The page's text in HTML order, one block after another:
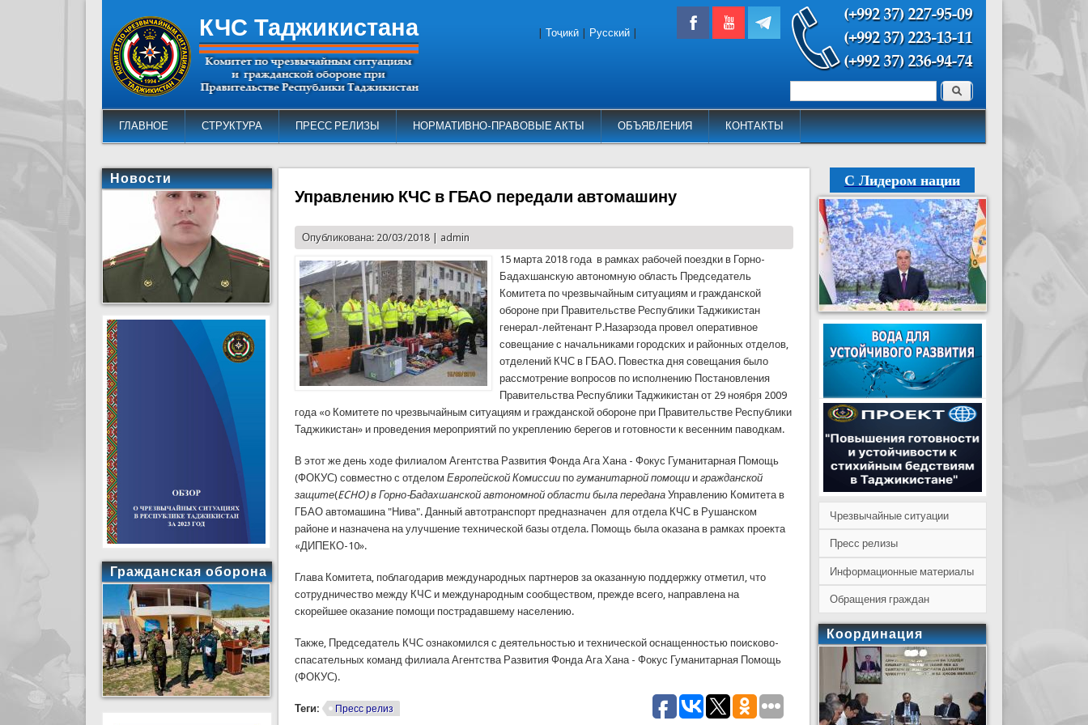
КЧС Таджикистана
ГЛАВНОЕ СТРУКТУРА ПРЕСС РЕЛИЗЫ НОРМАТИВНО-ПРАВОВЫЕ АКТЫ ОБЪЯВЛЕНИЯ КОНТАКТЫ
Форма поиска Поиск
Тоҷикӣ Русский
Управлению КЧС в ГБАО передали автомашину
Опубликована: 20/03/2018 | admin
15 марта 2018 года в рамках рабочей поездки в Горно-
Бадахшанскую автономную область Председатель
Комитета по чрезвычайным ситуациям и гражданской
обороне при Правительстве Республики Таджикистан
генерал-лейтенант Р.Назарзода провел оперативное
совещание с начальниками городских и районных отделов,
отделений КЧС в ГБАО. Повестка дня совещания было
рассмотрение вопросов по исполнению Постановления
Правительства Республики Таджикистан от 29 ноября 2009
года «о Комитете по чрезвычайным ситуациям и гражданской обороне при Правительстве Республики
Таджикистан» и проведения мероприятий по укреплению берегов и готовности к весенним паводкам.
В этот же день ходе филиалом Агентства Развития Фонда Ага Хана - Фокус Гуманитарная Помощь
(ФОКУС) совместно с отделомЕвропейской Комиссии погуманитарной помощи игражданской
защите(ECHO) в Горно-Бадахшанской автономной области была передана Управлению Комитета в
ГБАО автомашина "Нива". Данный автотранспорт предназначен для отдела КЧС в Рушанском
районе и назначена на улучшение технической базы отдела. Помощь была оказана в рамках проекта
«ДИПЕКО-10».
Глава Комитета, поблагодарив международных партнеров за оказанную поддержку отметил, что
сотрудничество между КЧС и международным сообществом, прежде всего, направлена на
скорейшее оказание помощи пострадавшему населению.
Также, Председатель КЧС ознакомился с деятельностью и технической оснащенностью поисково-
спасательных команд филиала Агентства Развития Фонда Ага Хана - Фокус Гуманитарная Помощь
(ФОКУС).
Теги: Пресс релиз
Новости
Гражданская оборона
С Лидером нации
Чрезвычайные ситуации
Пресс релизы
Информационные материалы
Обращения граждан
Координация